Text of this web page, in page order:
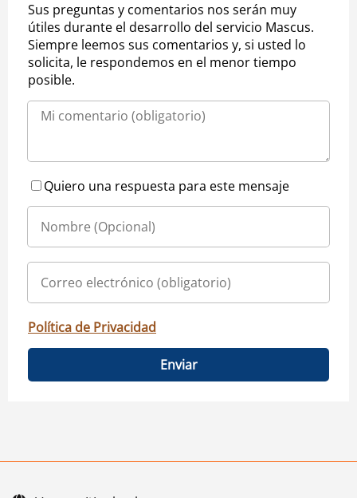
Sus preguntas y comentarios nos serán muy
útiles durante el desarrollo del servicio Mascus.
Siempre leemos sus comentarios y, si usted lo
solicita, le respondemos en el menor tiempo
posible.
Quiero una respuesta para este mensaje
Política de Privacidad
Enviar